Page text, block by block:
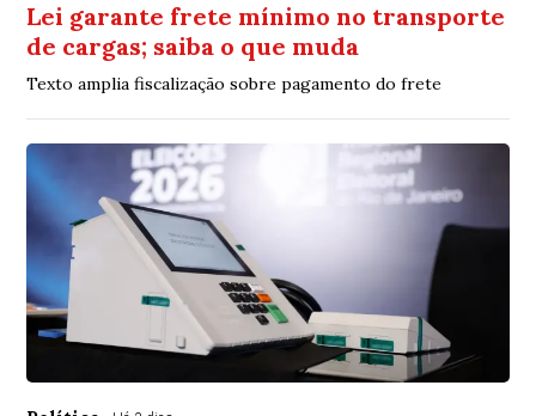
Lei garante frete mínimo no transporte
de cargas; saiba o que muda
Texto amplia fiscalização sobre pagamento do frete